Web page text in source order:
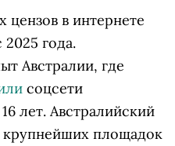
цензов в интернете
2025 года.
Австралии, где
соцсети
лет. Австралийский
крупнейших площадок